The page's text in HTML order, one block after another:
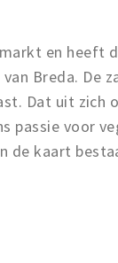
en heeft
Breda. De
Dat uit zich
passie voor
de kaart